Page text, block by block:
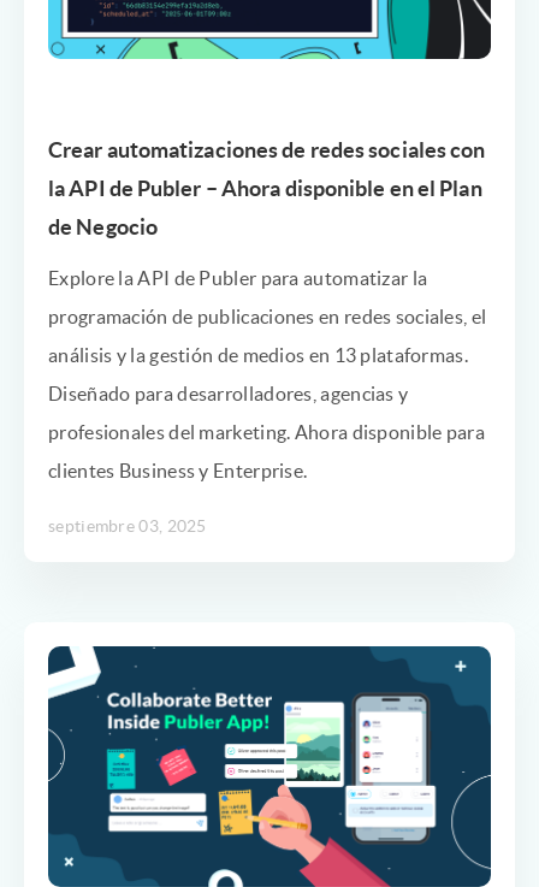
Crear automatizaciones de redes sociales con
la API de Publer – Ahora disponible en el Plan
de Negocio
Explore la API de Publer para automatizar la
programación de publicaciones en redes sociales, el
análisis y la gestión de medios en 13 plataformas.
Diseñado para desarrolladores, agencias y
profesionales del marketing. Ahora disponible para
clientes Business y Enterprise.
septiembre 03, 2025